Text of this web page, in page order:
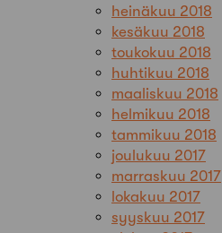
heinäkuu 2018
kesäkuu 2018
toukokuu 2018
huhtikuu 2018
maaliskuu 2018
helmikuu 2018
tammikuu 2018
joulukuu 2017
marraskuu 2017
lokakuu 2017
syyskuu 2017